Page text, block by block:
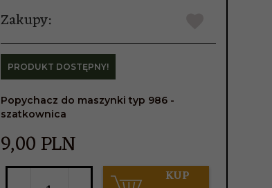
Zakupy:
Popychacz do maszynki typ 986 -
szatkownica
PRODUKT DOSTĘPNY!
9,00PLN
KUP